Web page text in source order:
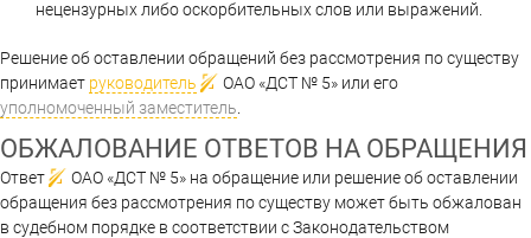
нецензурных либо оскорбительных слов или выражений.
Решение об оставлении обращений без рассмотрения по существу
принимает руководитель ОАО «ДСТ № 5» или его
уполномоченный заместитель
ОБЖАЛОВАНИЕ ОТВЕТОВ НА ОБРАЩЕНИЯ
Ответ ОАО «ДСТ № 5» на обращение или решение об оставлении
обращения без рассмотрения по существу может быть обжалован
в судебном порядке в соответствии с Законодательством